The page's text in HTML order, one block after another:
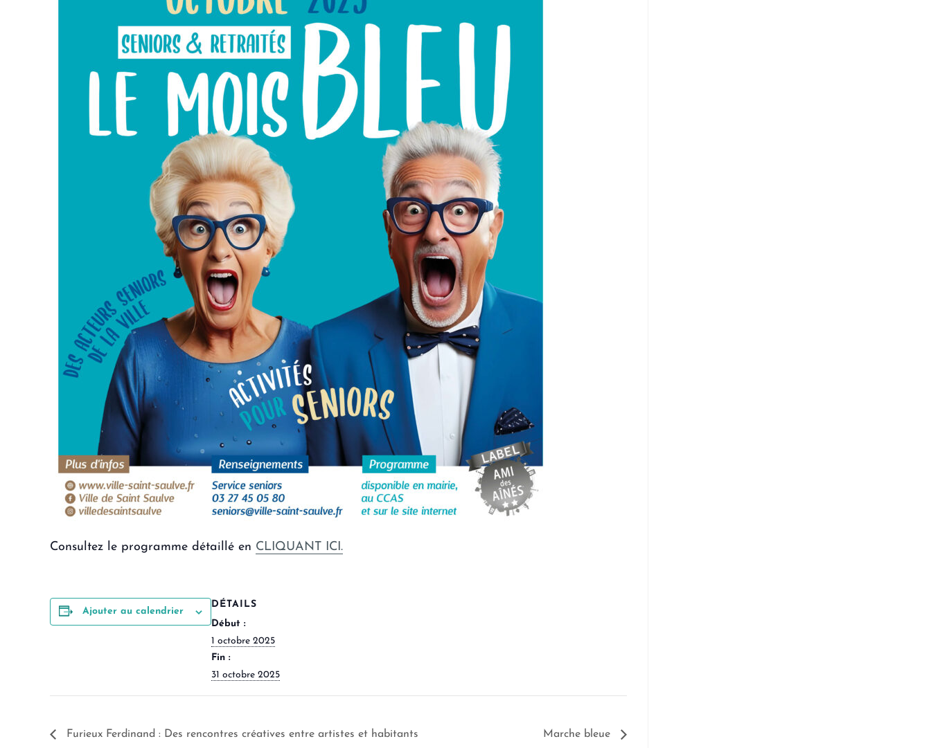
Consultez le programme détaillé en CLIQUANT ICI.
Ajouter au calendrier
DÉTAILS
Début :
1 octobre 2025
Fin :
31 octobre 2025
Furieux Ferdinand : Des rencontres créatives entre artistes et habitants Marche bleue